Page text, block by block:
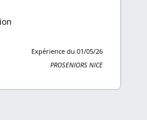
Expérience du 01/05/26
PROSENIORS NICE